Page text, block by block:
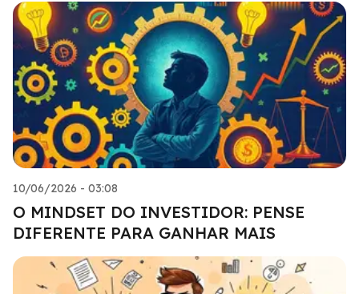
10/06/2026 - 03:08
O MINDSET DO INVESTIDOR: PENSE
DIFERENTE PARA GANHAR MAIS